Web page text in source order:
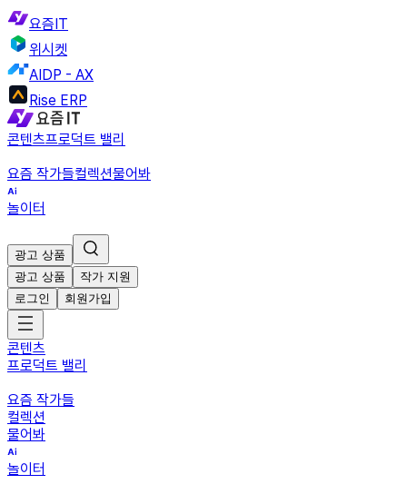
요즘IT
위시켓
AIDP - AX
Rise ERP
콘텐츠프로덕트 밸리
요즘 작가들컬렉션물어봐
놀이터
광고 상품
광고 상품
작가 지원
로그인
회원가입
콘텐츠
프로덕트 밸리
요즘 작가들
컬렉션
물어봐
놀이터